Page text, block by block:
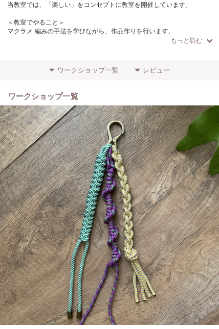
当教室では、「楽しい」をコンセプトに教室を開催しています。
＜教室でやること＞
マクラメ 編みの手法を学びながら、作品作りを行います。
（作品によりロープの種類は異なります）
初心者の方でもわかりやすいように、少人数で開催しています！
ぜひお気軽にご参加ください。
＜場所・アクセス＞
目黒駅からバス14分（7駅）徒歩1分
学芸大学駅から徒歩15分
＜その他特記事項＞
初心者の方の参加歓迎します！
もっと読む
ワークショップ一覧 レビュー
ワークショップ一覧